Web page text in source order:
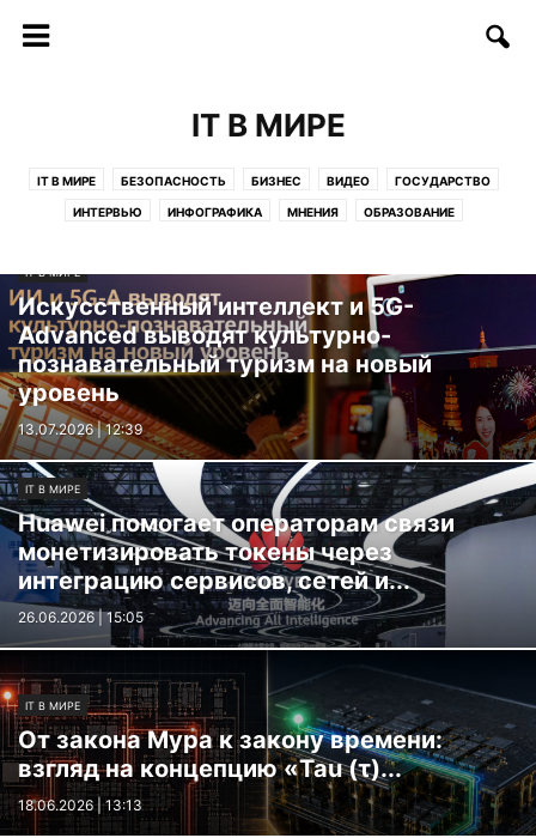
IT В МИРЕ
IT В МИРЕ БЕЗОПАСНОСТЬ БИЗНЕС ВИДЕО ГОСУДАРСТВО
ИНТЕРВЬЮ ИНФОГРАФИКА МНЕНИЯ ОБРАЗОВАНИЕ
ТЕЛЕКОММУНИКАЦИИ ТЕХНОЛОГИИ ФИНАНСЫ ФОТО
ЦИФРЫ И ФАКТЫ
IT В МИРЕ
Искусственный интеллект и 5G-
Advanced выводят культурно-
познавательный туризм на новый
уровень
13.07.2026 | 12:39
IT В МИРЕ
Huawei помогает операторам связи
монетизировать токены через
интеграцию сервисов, сетей и...
26.06.2026 | 15:05
IT В МИРЕ
От закона Мура к закону времени:
взгляд на концепцию «Tau (τ)...
18.06.2026 | 13:13